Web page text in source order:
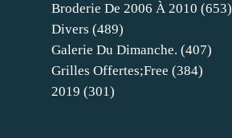
Broderie De 2006 À 2010 (653)
Divers (489)
Galerie Du Dimanche. (407)
Grilles Offertes;free (384)
2019 (301)